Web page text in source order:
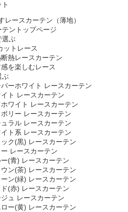
レースカーテン（薄地）
テントップページ
選ぶ
ットレース
熱レースカーテン
を楽しむレース
ぶ
ーホワイト レースカーテン
ト レースカーテン
ワイト レースカーテン
リー レースカーテン
ラル レースカーテン
ト系 レースカーテン
ク(黒) レースカーテン
レースカーテン
(青) レースカーテン
ン(茶) レースカーテン
ン(緑) レースカーテン
ド(赤) レースカーテン
ュ レースカーテン
ー(黄) レースカーテン